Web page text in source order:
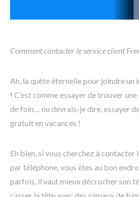
Comment contacter le service client
Ah, la quête éternelle pour joindre un
! C’est comme essayer de trouver
de foin… ou devrais-je dire, essayer
gratuit en vacances !
Eh bien, si vous cherchez à contacter
par téléphone, vous êtes au bon
parfois, il vaut mieux décrocher son